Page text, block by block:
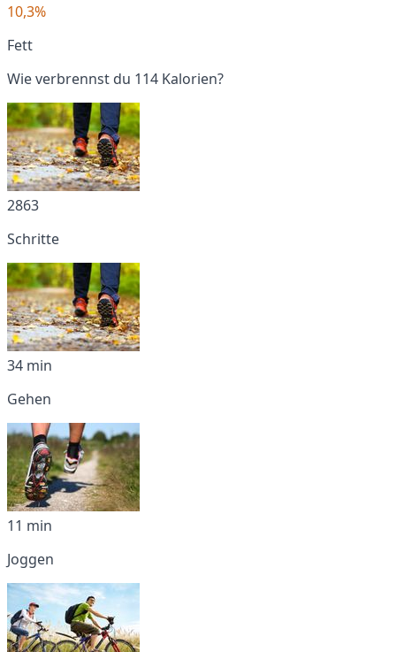
10,3%
Fett
Wie verbrennst du 114 Kalorien?
2863
Schritte
34 min
Gehen
11 min
Joggen